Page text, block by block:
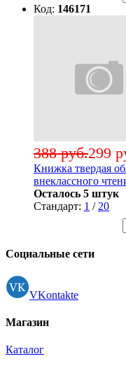
Код: 146171
299
388 руб.
Книжка твердая
внеклассного
Осталось 5 штук
Стандарт: 1 / 20
Социальные сети
VKontakte
Магазин
Каталог